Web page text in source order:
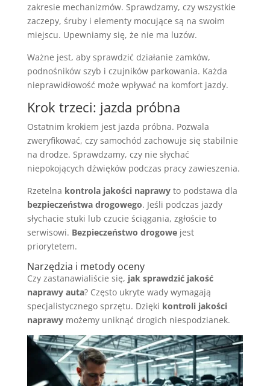
zakresie mechanizmów. Sprawdzamy, czy wszystkie
zaczepy, śruby i elementy mocujące są na swoim
miejscu. Upewniamy się, że nie ma luzów.
Ważne jest, aby sprawdzić działanie zamków,
podnośników szyb i czujników parkowania. Każda
nieprawidłowość może wpływać na komfort jazdy.
Krok trzeci: jazda próbna
Ostatnim krokiem jest jazda próbna. Pozwala
zweryfikować, czy samochód zachowuje się stabilnie
na drodze. Sprawdzamy, czy nie słychać
niepokojących dźwięków podczas pracy zawieszenia.
Rzetelna kontrola jakości naprawyto podstawa dla
bezpieczeństwa drogowego. Jeśli podczas jazdy
słychacie stuki lub czucie ściągania, zgłoście to
serwisowi. Bezpieczeństwo drogowejest
priorytetem.
Narzędzia i metody oceny
Czy zastanawialiście się, jak sprawdzić jakość
naprawy auta? Często ukryte wady wymagają
specjalistycznego sprzętu. Dzięki kontroli jakości
naprawymożemy uniknąć drogich niespodzianek.